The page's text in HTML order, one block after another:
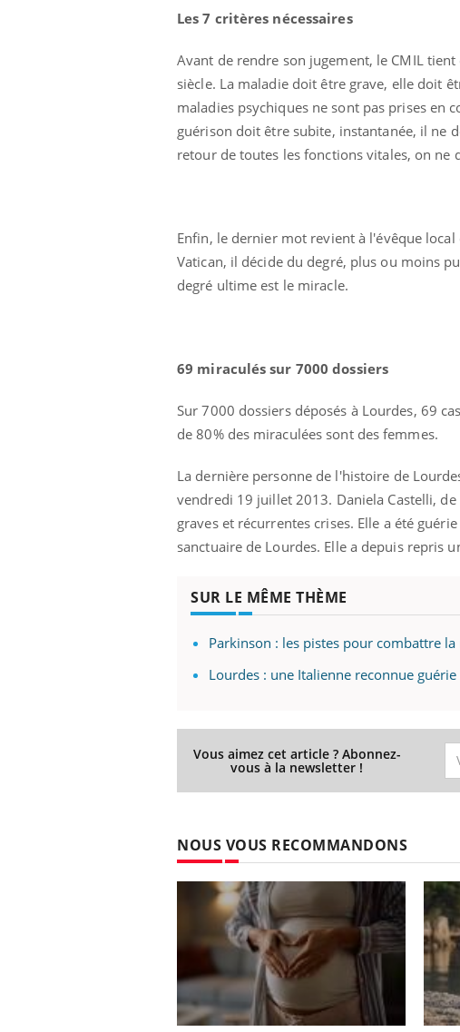
Les 7 critères nécessaires
Avant de rendre son jugement, le CMIL
siècle. La maladie doit être grave, elle doit
maladies psychiques ne sont pas prises en
guérison doit être subite, instantanée, il ne
retour de toutes les fonctions vitales, on
Enfin, le dernier mot revient à l'évêque
Vatican, il décide du degré, plus ou moins
degré ultime est le miracle.
69 miraculés sur 7000 dossiers
Sur 7000 dossiers déposés à Lourdes, 69
de 80% des miraculées sont des femmes.
La dernière personne de l'histoire de
vendredi 19 juillet 2013. Daniela Castelli,
graves et récurrentes crises. Elle a été
sanctuaire de Lourdes. Elle a depuis repris
SUR LE MÊME THÈME
Parkinson : les pistes pour combattre la
Lourdes : une Italienne reconnue
Vous aimez cet article ? Abonnez-
vous à la newsletter !
NOUS VOUS RECOMMANDONS
Eczéma Chronique des Mains :
Il y a des sujets qui sont faciles à aborder...
d'autres non ! D'un côté, poser des
Youtube
Carence
Fatigue,
même